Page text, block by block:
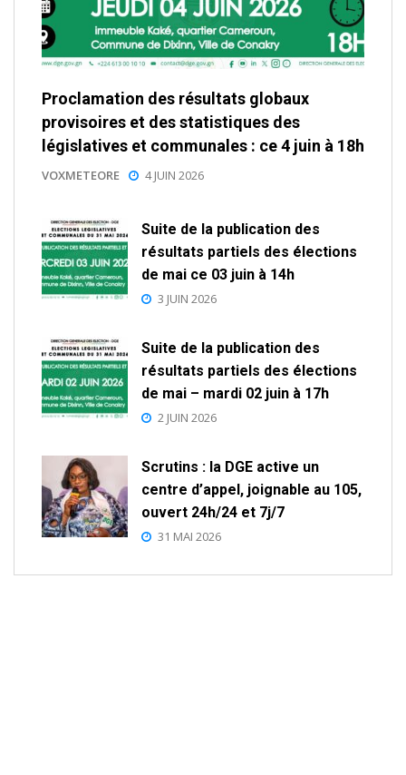
Proclamation des résultats globaux
provisoires et des statistiques des
législatives et communales : ce 4 juin à 18h
VOXMETEORE 4 JUIN 2026
Suite de la publication des
résultats partiels des élections
de mai ce 03 juin à 14h
3 JUIN 2026
Suite de la publication des
résultats partiels des élections
de mai – mardi 02 juin à 17h
2 JUIN 2026
Scrutins : la DGE active un
centre d’appel, joignable au 105,
ouvert 24h/24 et 7j/7
31 MAI 2026